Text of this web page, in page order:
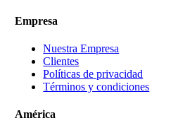
Empresa
Nuestra Empresa
Clientes
Políticas de privacidad
Términos y condiciones
América